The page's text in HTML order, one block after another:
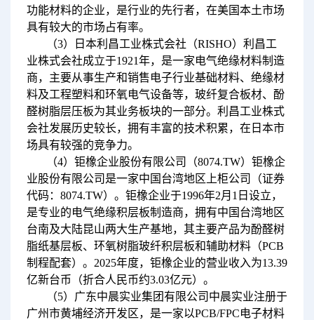
功能材料的企业，是行业的先行者，在美国本土市场
具有较大的市场占有率。
（3）日本利昌工业株式会社（RISHO）利昌工
业株式会社成立于1921年，是一家电气绝缘材料制造
商，主要从事生产和销售电子行业基础材料、绝缘材
料及工程塑料和环氧电气设备等，玻纤复合板材、酚
醛树脂层压板为其业务板块的一部分。利昌工业株式
会社发展历史较长，拥有丰富的技术积累，在日本市
场具有较强的竞争力。
（4）钜橡企业股份有限公司（8074.TW）钜橡企
业股份有限公司是一家中国台湾地区上柜公司（证券
代码：8074.TW）。钜橡企业于1996年2月1日设立，
是专业的电气绝缘积层板制造商，拥有中国台湾地区
台南及大陆昆山两大生产基地，其主要产品为酚醛树
脂纸基层板、环氧树脂玻纤积层板和辅助材料（PCB
制程配套）。2025年度，钜橡企业的营业收入为13.39
亿新台币（折合人民币约3.03亿元）。
（5）广东中晨实业集团有限公司中晨实业注册于
广州市黄埔经济开发区，是一家以PCB/FPC电子材料